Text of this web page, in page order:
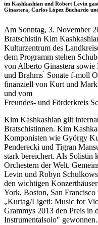
im Kashkashian und Robert Levin
Ginastera, Carlos López Buchardo
Am Sonntag, 3. November
Bratschistin Kim
Kulturzentrum des
dem Programm stehen
von Alberto Ginastera
und Brahms ́ Sonate f-moll
finanziell von Kurt und
und vom
Freundes- und Förderkreis
Kim Kashkashian gilt
Bratschistinnen. Kim
Komponisten wie György
Penderecki und Tigran
stark bereichert. Als Solistin
Orchestern der Welt.
Levin und Robyn
den wichtigen
York, Boston, San
„Kurtag/Ligeti: Music for
Grammys 2013 den Preis in
Instrumentalsolo" gewonnen.